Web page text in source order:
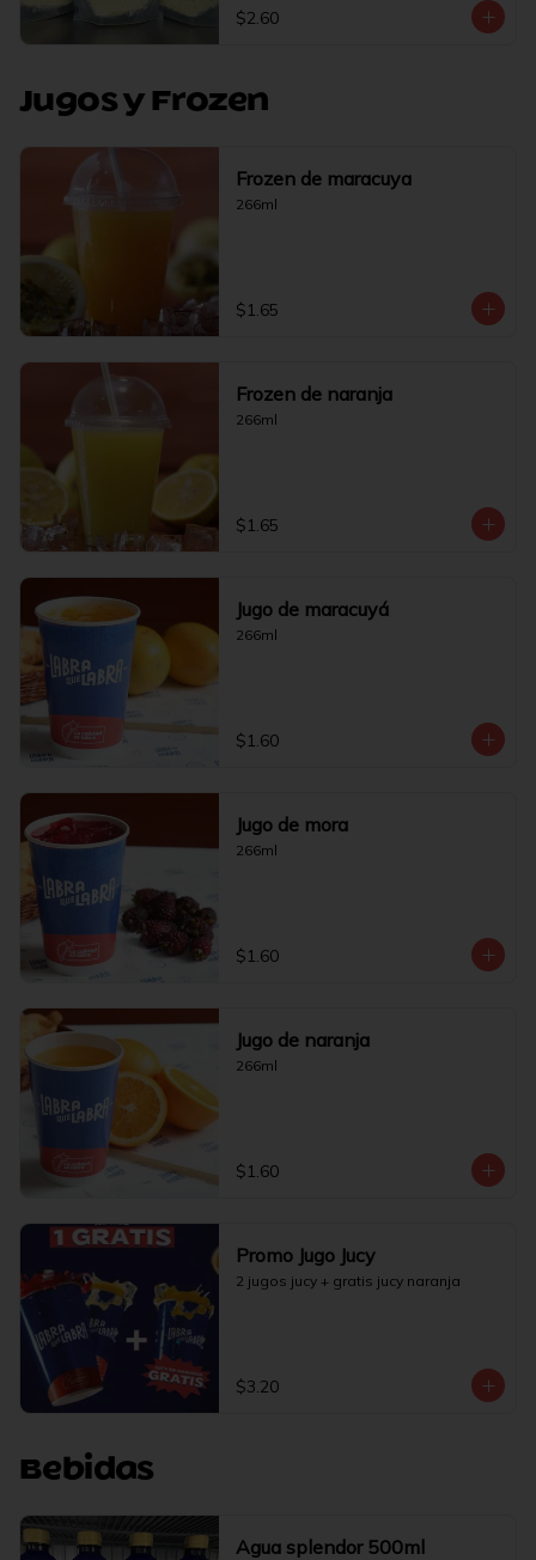
$2.60
Jugos y Frozen
Frozen de maracuya
266ml
$1.65
Frozen de naranja
266ml
$1.65
Jugo de maracuyá
266ml
$1.60
Jugo de mora
266ml
$1.60
Jugo de naranja
266ml
$1.60
Promo Jugo Jucy
2 jugos jucy + gratis jucy naranja
$3.20
Bebidas
Agua splendor 500ml